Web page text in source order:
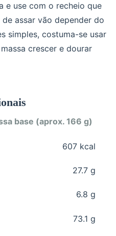
e use com o recheio que
assar vão depender do
simples, costuma-se usar
crescer e dourar
base (aprox. 166 g)
607 kcal
27.7 g
6.8 g
73.1 g